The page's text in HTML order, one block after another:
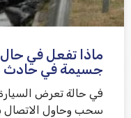
ماذا تفعل في حال
جسيمة في حادث
في حالة تعرض
سحب وحاول الاتصال